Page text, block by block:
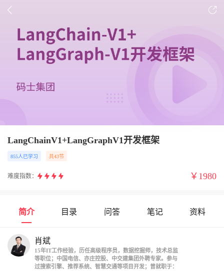
LangChainV1+LangGraphV1开发框架
855人已学习 共43节
难度指数： ￥ 1980
简介 目录 问答 笔记 资料
肖斌
15年IT工作经验，历任高级程序员，数据挖掘师，技术总监
等职位；中国电信、亦庄控股、中交建集团外聘专家。参与
过搜索引擎、推荐系统、智慧交通等项目开发；曾就职于：